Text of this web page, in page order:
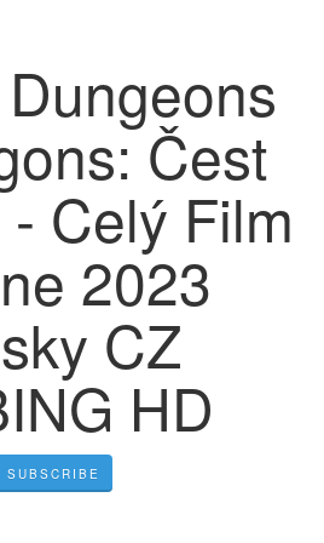
Čest
Celý Film
2023
CZ
HD
SUBSCRIBE